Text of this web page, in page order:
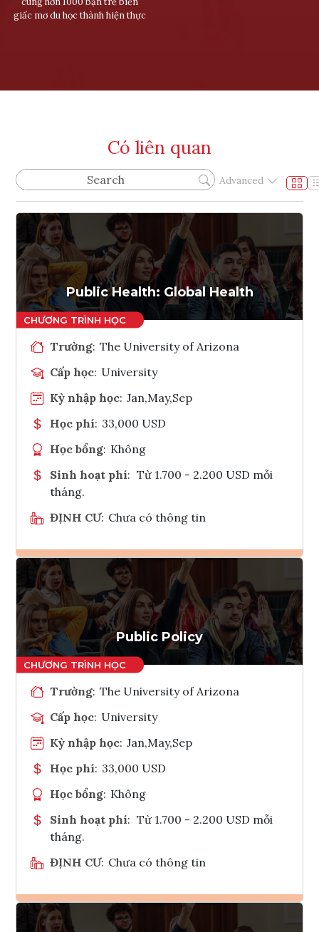
giấc mơ du học thành hiện thực
Có liên quan
Advanced
Public Health: Global Health
Trường: The University of Arizona
Cấp học: University
Kỳ nhập học: Jan,May,Sep
Học phí: 33,000 USD
Học bổng: Không
Sinh hoạt phí: Từ 1.700 - 2.200 USD mỗi
tháng.
ĐỊNH CƯ: Chưa có thông tin
Ghi danh
Tham vấn Interlink
Public Policy
Trường: The University of Arizona
Cấp học: University
Kỳ nhập học: Jan,May,Sep
Học phí: 33,000 USD
Học bổng: Không
Sinh hoạt phí: Từ 1.700 - 2.200 USD mỗi
tháng.
ĐỊNH CƯ: Chưa có thông tin
Ghi danh